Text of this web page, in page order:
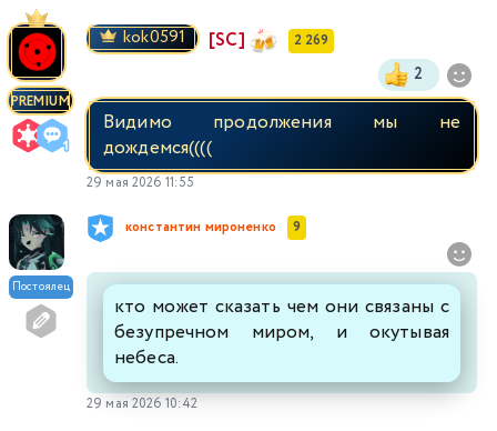
PREMIUM
kok0591 [SC] 2 269
2
Видимо продолжения мы не
дождемся((((
29 мая 2026 11:55
Постоялец
константин мироненко 9
кто может сказать чем они связаны с
безупречном миром, и окутывая
небеса.
29 мая 2026 10:42